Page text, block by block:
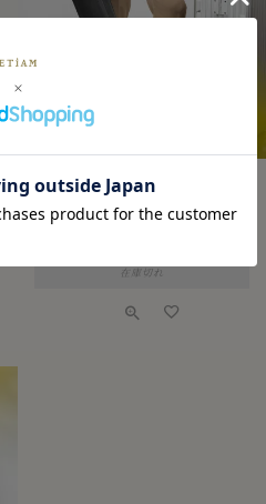
EMMETI × ETiAM シュリン
ク ポーチ《Trot》 - Black -
在庫切れ